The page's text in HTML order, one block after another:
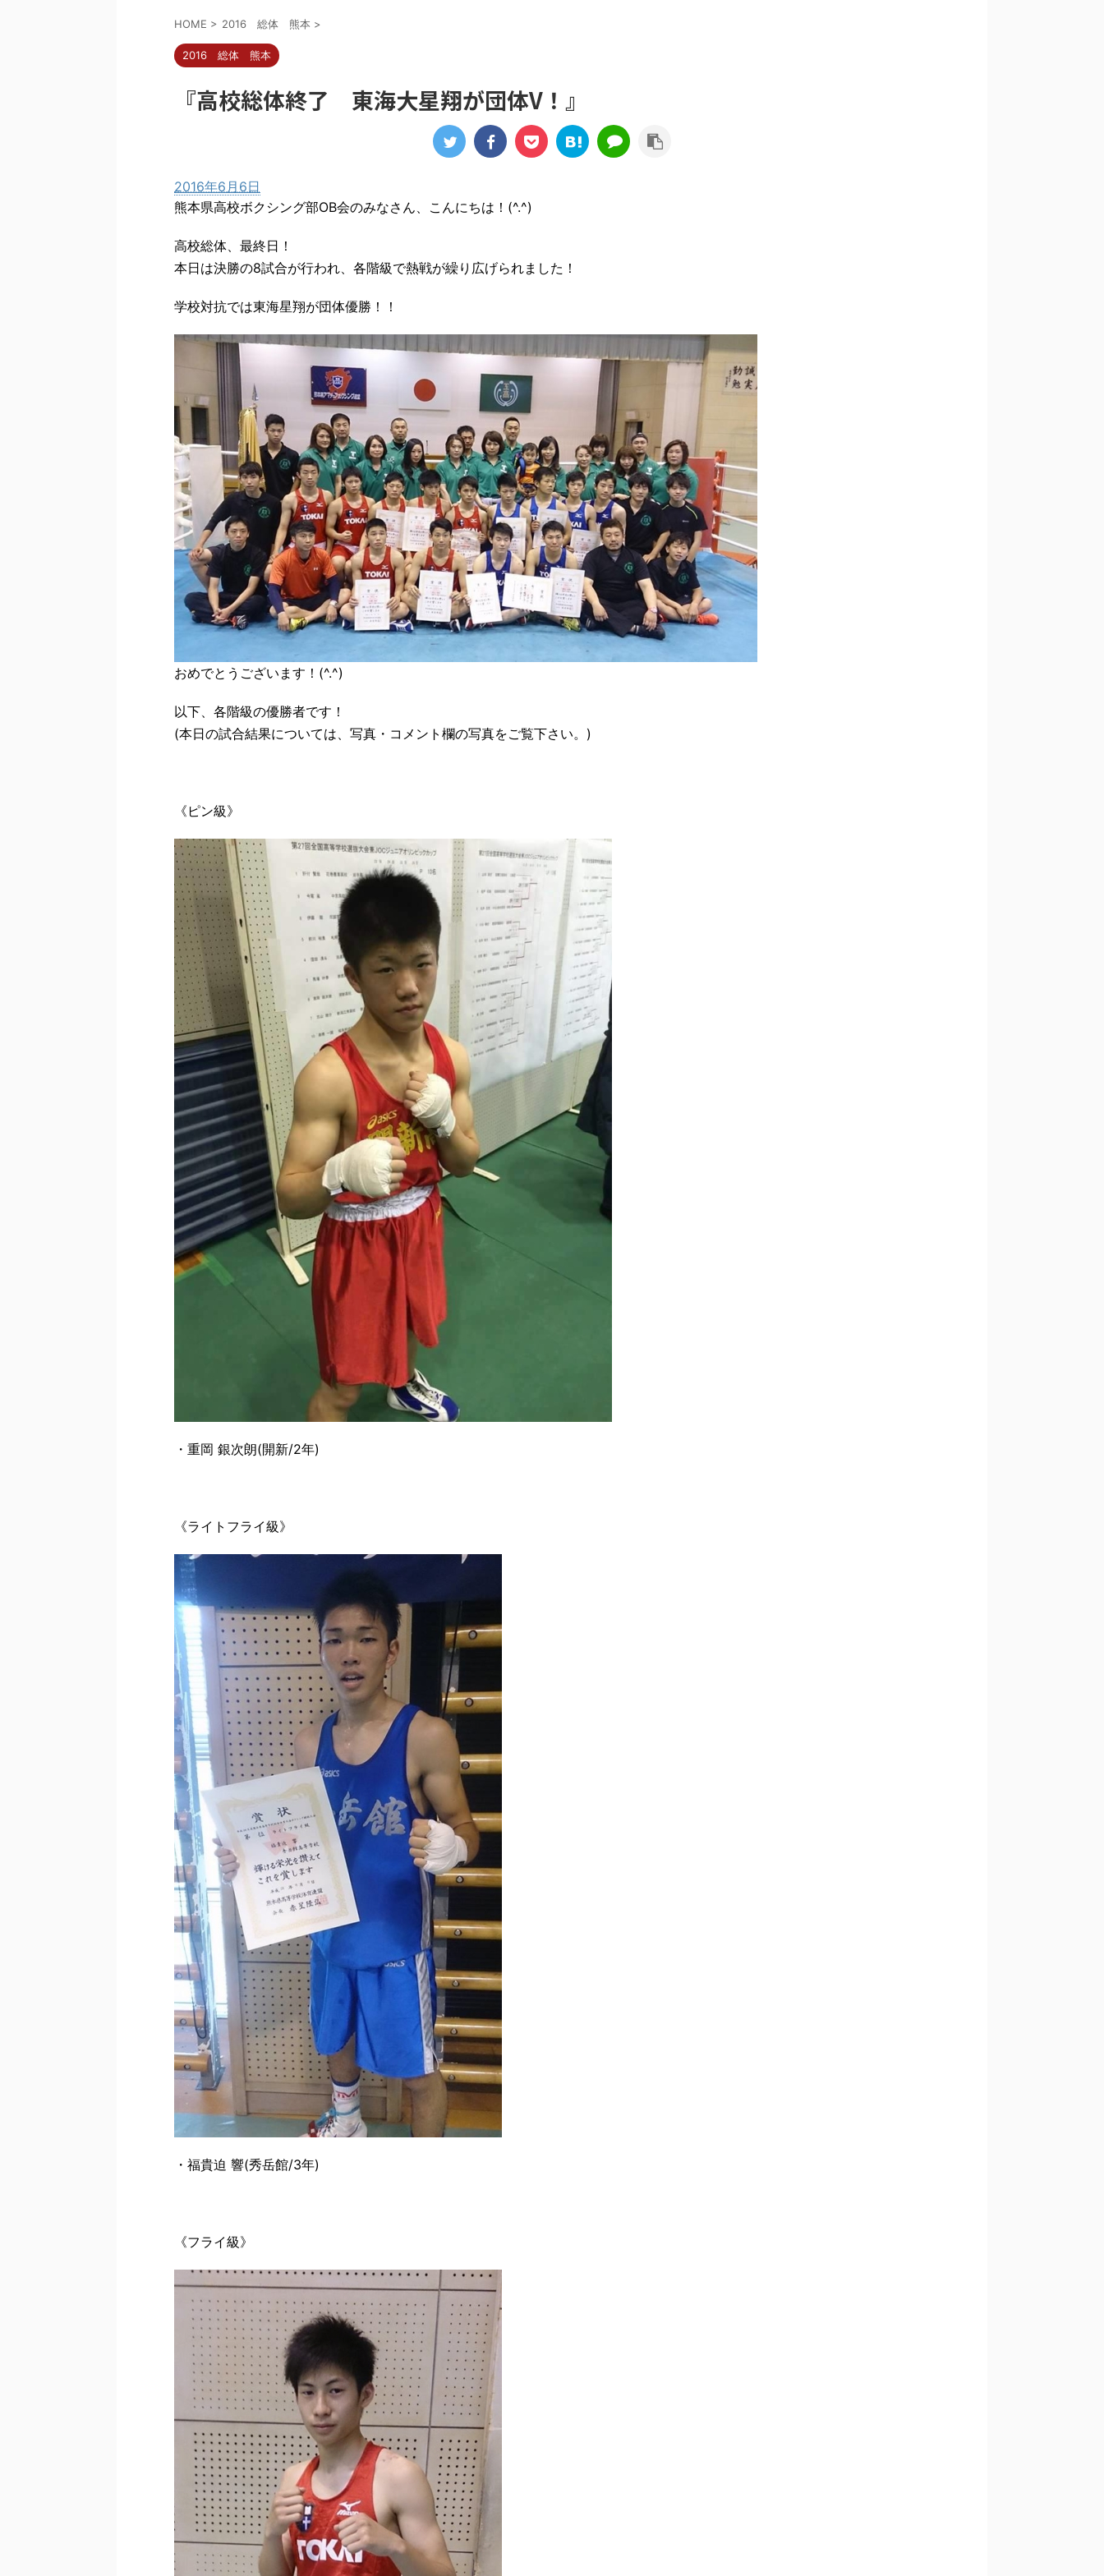
HOME > 2016 総体 熊本 >
2016 総体 熊本
『高校総体終了 東海大星翔が団体V！』
2016年6月6日
熊本県高校ボクシング部OB会のみなさん、こんにちは！(^.^)
高校総体、最終日！
本日は決勝の8試合が行われ、各階級で熱戦が繰り広げられました！
学校対抗では東海星翔が団体優勝！！
おめでとうございます！(^.^)
以下、各階級の優勝者です！
(本日の試合結果については、写真・コメント欄の写真をご覧下さい。)
《ピン級》
・重岡 銀次朗(開新/2年)
《ライトフライ級》
・福貴迫 響(秀岳館/3年)
《フライ級》